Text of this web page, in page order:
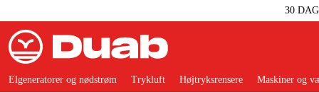
30
Elgeneratorer og nødstrøm Trykluft Højtryksrensere Maskiner og